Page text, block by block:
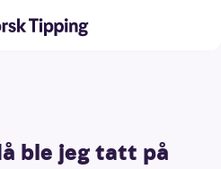
ble jeg tatt på